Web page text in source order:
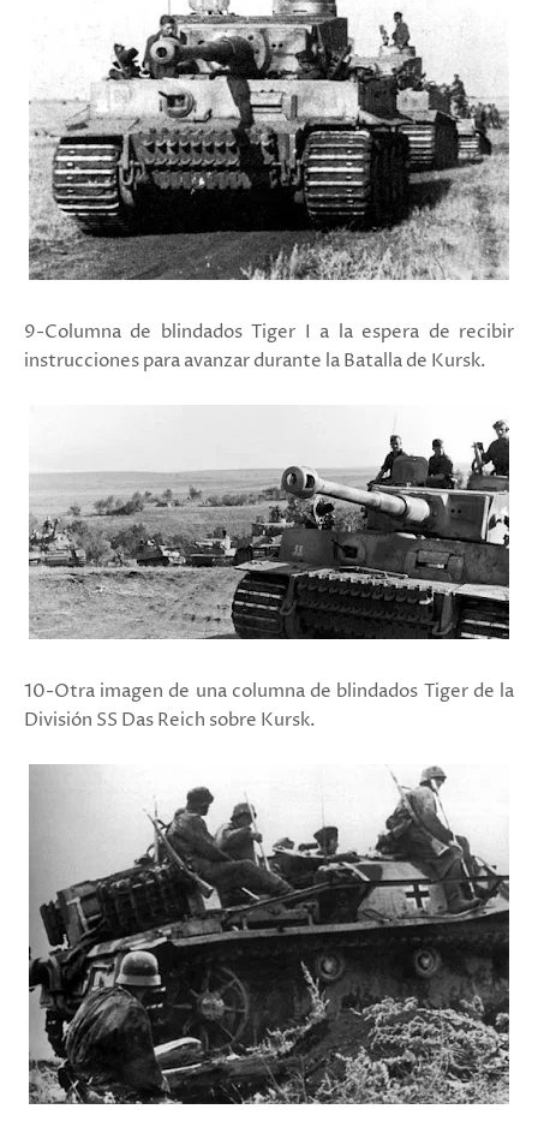
9-Columna de blindados Tiger I a la espera de recibir
instrucciones para avanzar durante la Batalla de Kursk.
10-Otra imagen de una columna de blindados Tiger de la
División SS Das Reich sobre Kursk.